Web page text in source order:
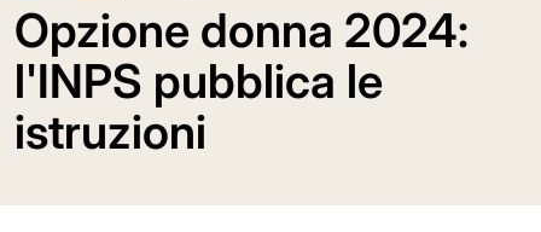
Opzione donna 2024:
l'INPS pubblica le
istruzioni